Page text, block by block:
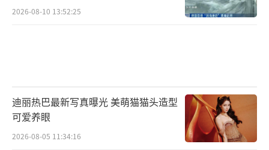
2026-08-10 13:52:25
迪丽热巴最新写真曝光 美萌猫猫头造型
可爱养眼
2026-08-05 11:34:16